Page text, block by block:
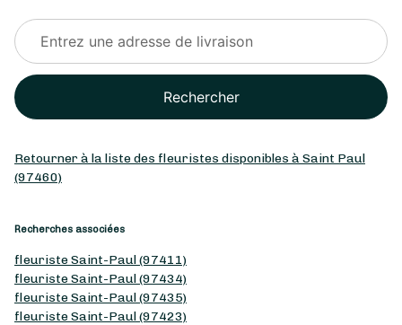
Rechercher
Retourner à la liste des fleuristes disponibles à Saint Paul
(97460)
Recherches associées
fleuriste Saint-Paul (97411)
fleuriste Saint-Paul (97434)
fleuriste Saint-Paul (97435)
fleuriste Saint-Paul (97423)